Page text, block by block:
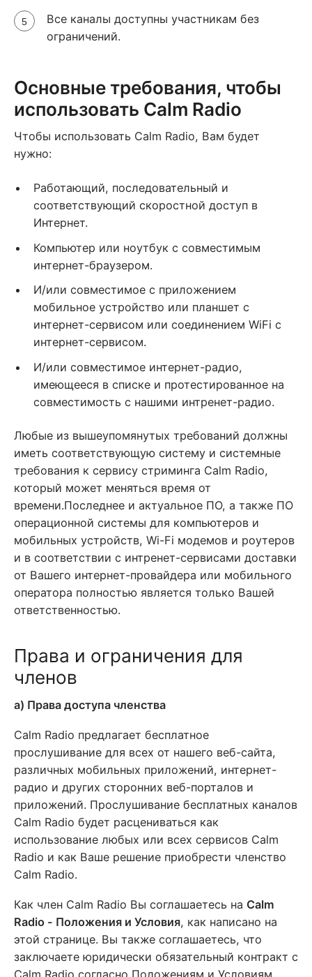
Все каналы доступны участникам без
ограничений.
Основные требования, чтобы
использовать Calm Radio
Чтобы использовать Calm Radio, Вам будет
нужно:
Работающий, последовательный и
соответствующий скоростной доступ в
Интернет.
Компьютер или ноутбук с совместимым
интернет-браузером.
И/или совместимое с приложением
мобильное устройство или планшет с
интернет-сервисом или соединением WiFi с
интернет-сервисом.
И/или совместимое интернет-радио,
имеющееся в списке и протестированное на
совместимость с нашими интренет-радио.
Любые из вышеупомянутых требований должны
иметь соответствующую систему и системные
требования к сервису стриминга Calm Radio,
который может меняться время от
времени.Последнее и актуальное ПО, а также ПО
операционной системы для компьютеров и
мобильных устройств, Wi-Fi модемов и роутеров
и в соответствии с интренет-сервисами доставки
от Вашего интернет-провайдера или мобильного
оператора полностью является только Вашей
ответственностью.
Права и ограничения для
членов
a) Права доступа членства
Calm Radio предлагает бесплатное
прослушивание для всех от нашего веб-сайта,
различных мобильных приложений, интернет-
радио и других сторонних веб-порталов и
приложений. Прослушивание бесплатных каналов
Calm Radio будет расцениваться как
использование любых или всех сервисов Calm
Radio и как Ваше решение приобрести членство
Calm Radio.
Как член Calm Radio Вы соглашаетесь на Calm
Radio - Положения и Условия, как написано на
этой странице. Вы также соглашаетесь, что
заключаете юридически обязательный контракт с